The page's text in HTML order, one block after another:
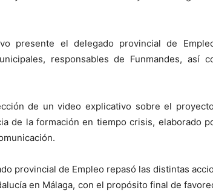
presente el delegado provincial de
responsables de Funmandes, así
de un video explicativo sobre el
de la formación en tiempo crisis, elaborado
provincial de Empleo repasó las distintas
en Málaga, con el propósito final de